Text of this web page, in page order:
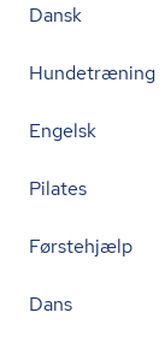
Dansk
Hundetræning
Engelsk
Pilates
Førstehjælp
Dans